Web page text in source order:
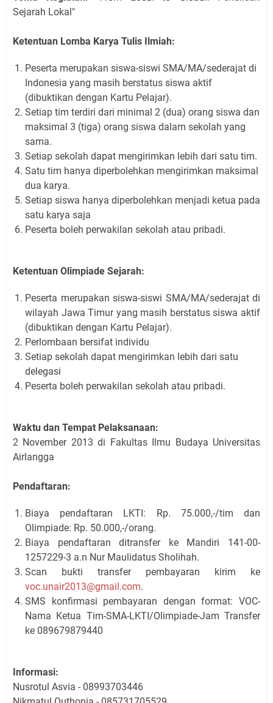
Sejarah Lokal"
Ketentuan Lomba Karya Tulis Ilmiah:
Peserta merupakan siswa-siswi SMA/MA/sederajat di
Indonesia yang masih berstatus siswa aktif
(dibuktikan dengan Kartu Pelajar).
Setiap tim terdiri dari minimal 2 (dua) orang siswa dan
maksimal 3 (tiga) orang siswa dalam sekolah yang
sama.
Setiap sekolah dapat mengirimkan lebih dari satu tim.
Satu tim hanya diperbolehkan mengirimkan maksimal
dua karya.
Setiap siswa hanya diperbolehkan menjadi ketua pada
satu karya saja
Peserta boleh perwakilan sekolah atau pribadi.
Ketentuan Olimpiade Sejarah:
Peserta merupakan siswa-siswi SMA/MA/sederajat di
wilayah Jawa Timur yang masih berstatus siswa aktif
(dibuktikan dengan Kartu Pelajar).
Perlombaan bersifat individu
Setiap sekolah dapat mengirimkan lebih dari satu
delegasi
Peserta boleh perwakilan sekolah atau pribadi.
Waktu dan Tempat Pelaksanaan:
2 November 2013 di Fakultas Ilmu Budaya Universitas
Airlangga
Pendaftaran:
Biaya pendaftaran LKTI: Rp. 75.000,-/tim dan
Olimpiade: Rp. 50.000,-/orang.
Biaya pendaftaran ditransfer ke Mandiri 141-00-
1257229-3 a.n Nur Maulidatus Sholihah.
Scan bukti transfer pembayaran kirim ke
voc.unair2013@gmail.com.
SMS konfirmasi pembayaran dengan format: VOC-
Nama Ketua Tim-SMA-LKTI/Olimpiade-Jam Transfer
ke 089679879440
Informasi:
Nusrotul Asvia - 08993703446